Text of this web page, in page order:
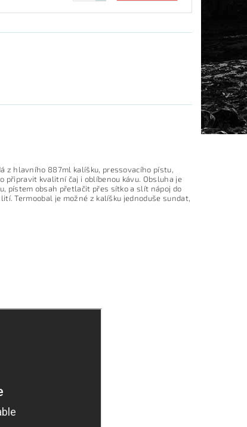
z hlavního 887ml kalíšku, pressovacího pístu,
připravit kvalitní čaj i oblíbenou kávu. Obsluha je
pístem obsah přetlačit přes sítko a slít nápoj do
Termoobal je možné z kalíšku jednoduše sundat,